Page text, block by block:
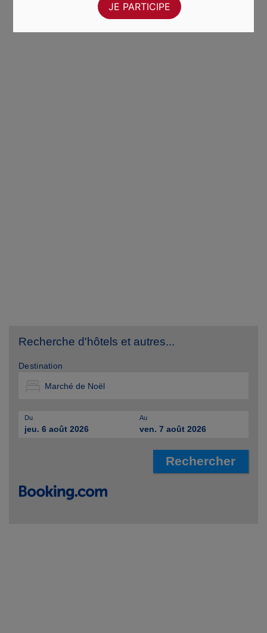
Recherche d'hôtels et autres...
Destination
Du
jeu. 6 août 2026
Au
ven. 7 août 2026